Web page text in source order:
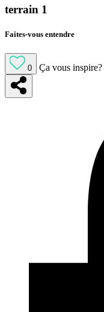
terrain 1
Faites-vous entendre
0 Ça vous inspire?